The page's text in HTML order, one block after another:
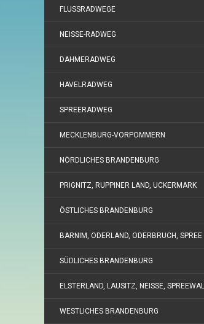
FLUSSRADWEGE
NEISSE-RADWEG
DAHMERADWEG
HAVELRADWEG
SPREERADWEG
MECKLENBURG-VORPOMMERN
NÖRDLICHES BRANDENBURG
PRIGNITZ, RUPPINER LAND, UCKERMARK
ÖSTLICHES BRANDENBURG
BARNIM, ODERLAND, ODERBRUCH, SPREE
SÜDLICHES BRANDENBURG
ELSTERLAND, LAUSITZ, NEISSE, SPREEWALD
WESTLICHES BRANDENBURG